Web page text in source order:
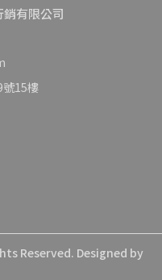
有限公司
15樓
Reserved. Designed by